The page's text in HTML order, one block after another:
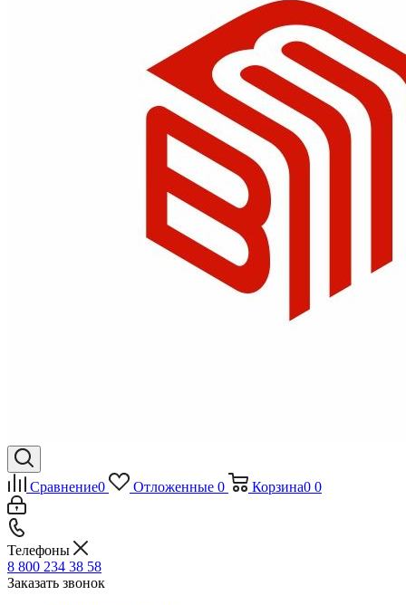
Сравнение0 Отложенные 0 Корзина0 0
Телефоны
8 800 234 38 58
Заказать звонок